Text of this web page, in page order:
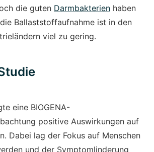
die guten Darmbakterien haben
Ballaststoffaufnahme ist in den
viel zu gering.
eine BIOGENA-
positive Auswirkungen auf
Dabei lag der Fokus auf Menschen
und der Symptomlinderung